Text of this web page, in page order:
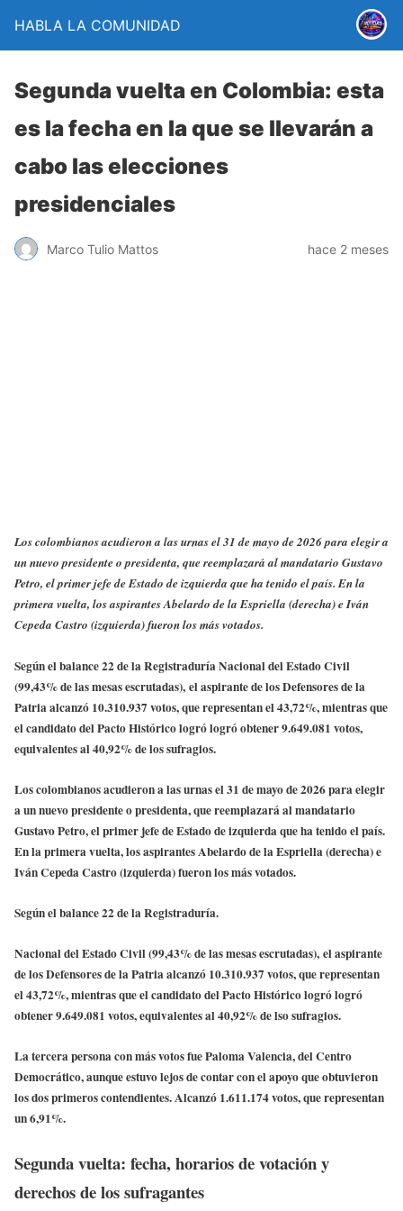
HABLA LA COMUNIDAD
Segunda vuelta en Colombia: esta
es la fecha en la que se llevarán a
cabo las elecciones
presidenciales
Marco Tulio Mattos hace 2 meses
Los colombianos acudieron a las urnas el 31 de mayo de 2026 para elegir a
un nuevo presidente o presidenta, que reemplazará al mandatario Gustavo
Petro, el primer jefe de Estado de izquierda que ha tenido el país. En la
primera vuelta, los aspirantes Abelardo de la Espriella (derecha) e Iván
Cepeda Castro (izquierda) fueron los más votados.
Según el balance 22 de la Registraduría Nacional del Estado Civil
(99,43% de las mesas escrutadas), el aspirante de los Defensores de la
Patria alcanzó 10.310.937 votos, que representan el 43,72%, mientras que
el candidato del Pacto Histórico logró logró obtener 9.649.081 votos,
equivalentes al 40,92% de los sufragios.
Los colombianos acudieron a las urnas el 31 de mayo de 2026 para elegir
a un nuevo presidente o presidenta, que reemplazará al mandatario
Gustavo Petro, el primer jefe de Estado de izquierda que ha tenido el país.
En la primera vuelta, los aspirantes Abelardo de la Espriella (derecha) e
Iván Cepeda Castro (izquierda) fueron los más votados.
Según el balance 22 de la Registraduría.
Nacional del Estado Civil(99,43% de las mesas escrutadas), el aspirante
de los Defensores de la Patria alcanzó 10.310.937 votos, que representan
el 43,72%, mientras que el candidato del Pacto Histórico logró logró
obtener 9.649.081 votos, equivalentes al 40,92% de lso sufragios.
La tercera persona con más votos fue Paloma Valencia, del Centro
Democrático, aunque estuvo lejos de contar con el apoyo que obtuvieron
los dos primeros contendientes. Alcanzó 1.611.174 votos, que representan
un 6,91%.
Segunda vuelta: fecha, horarios de votación y
derechos de los sufragantes